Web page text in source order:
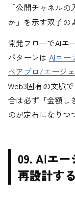
「公開チャネル
か」を示す双子の
開発フローでAIエ
パターンは AIコー
ペアプロ/エージ
Web3固有の文脈
合は必ず「金額し
のが定石になりつ
09. AIエ
再設計す